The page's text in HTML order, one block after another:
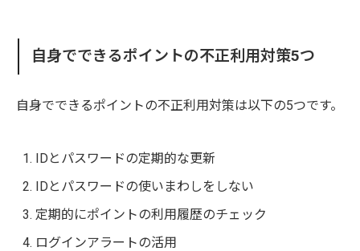
自身でできるポイントの不正利用対策5つ
自身でできるポイントの不正利用対策は以下の5つです。
IDとパスワードの定期的な更新
IDとパスワードの使いまわしをしない
定期的にポイントの利用履歴のチェック
ログインアラートの活用